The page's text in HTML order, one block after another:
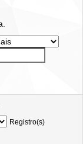
Registro(s)